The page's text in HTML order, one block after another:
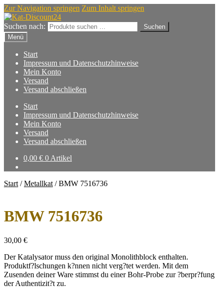
Zur Navigation springen Zum Inhalt springen
Suchen nach:
Suchen
Menü
Start
Impressum und Datenschutzhinweise
Mein Konto
Versand
Versand abschließen
Start
Impressum und Datenschutzhinweise
Mein Konto
Versand
Versand abschließen
0,00 € 0 Artikel
Start /Metallkat /BMW 7516736
BMW 7516736
30,00 €
Der Katalysator muss den original Monolithblock enthalten.
Produktf?lschungen k?nnen nicht verg?tet werden. Mit dem
Zusenden deiner Ware stimmst du einer Bohr-Probe zur ?berpr?fung
der Authentizit?t zu.